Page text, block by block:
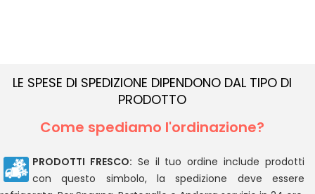
LE SPESE DI SPEDIZIONE DIPENDONO DAL TIPO DI
PRODOTTO
Come spediamo l'ordinazione?
PRODOTTI FRESCO: Se il tuo ordine include prodotti
con questo simbolo, la spedizione deve essere